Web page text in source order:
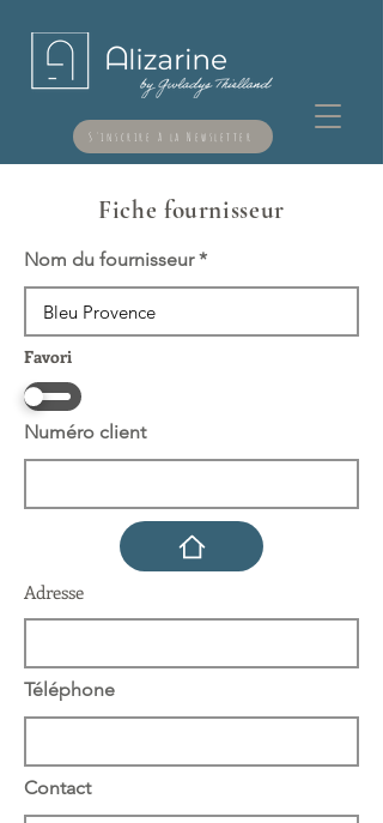
S'inscrire à la Newsletter
Fiche fournisseur
Nom du fournisseur
Favori
Numéro client
Adresse
Téléphone
Contact